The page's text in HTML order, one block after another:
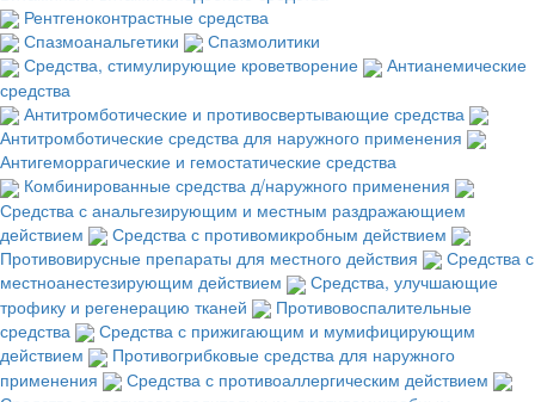
Рентгеноконтрастные средства
Спазмоанальгетики
Спазмолитики
Средства, стимулирующие кроветворение
Антианемические
средства
Антитромботические и противосвертывающие средства
Антитромботические средства для наружного применения
Антигеморрагические и гемостатические средства
Комбинированные средства д/наружного применения
Средства с анальгезирующим и местным раздражающием
действием
Средства с противомикробным действием
Противовирусные препараты для местного действия
Средства с
местноанестезирующим действием
Средства, улучшающие
трофику и регенерацию тканей
Противовоспалительные
средства
Средства с прижигающим и мумифицирующим
действием
Противогрибковые средства для наружного
применения
Средства с противоаллергическим действием